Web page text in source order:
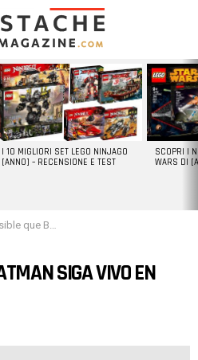
I 10 MIGLIORI SET LEGO NINJAGO
[ANNO] – RECENSIONE E TEST
SCOPRI I
WARS DI
siga vivo en Gotham Knights?
SIGA VIVO EN